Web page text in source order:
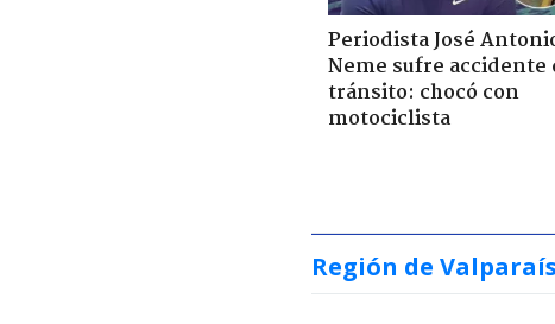
Periodista José
Neme sufre accidente
tránsito: chocó con
motociclista
Región de